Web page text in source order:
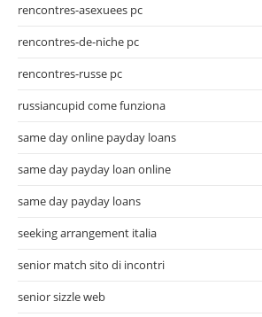
rencontres-asexuees pc
rencontres-de-niche pc
rencontres-russe pc
russiancupid come funziona
same day online payday loans
same day payday loan online
same day payday loans
seeking arrangement italia
senior match sito di incontri
senior sizzle web